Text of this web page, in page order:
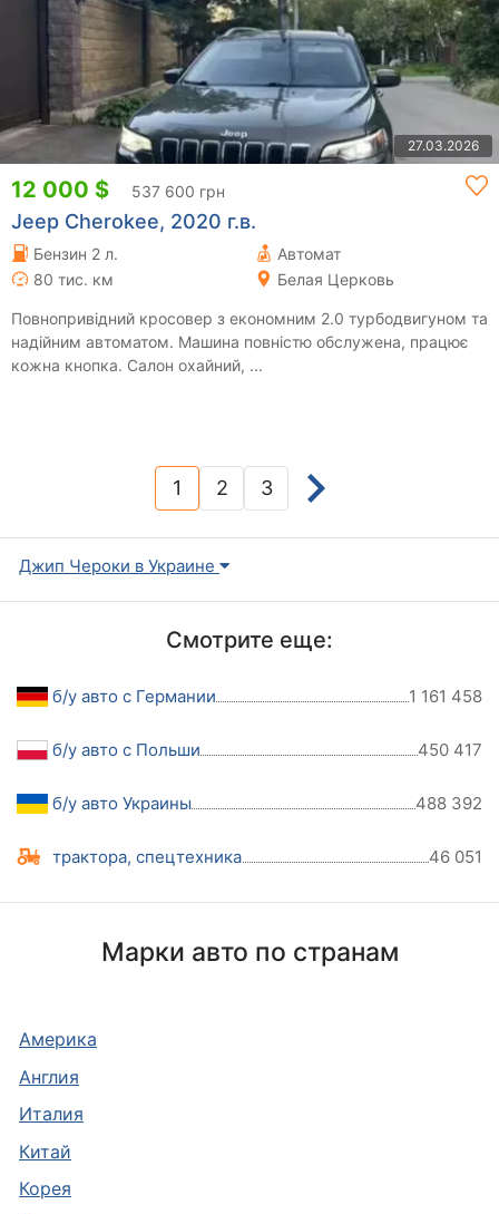
27.03.2026
12 000 $ 537 600 грн
Jeep Cherokee, 2020 г.в.
Бензин 2 л.
Автомат
80 тис. км
Белая Церковь
Повнопривідний кросовер з економним 2.0 турбодвигуном та
надійним автоматом. Машина повністю обслужена, працює
кожна кнопка. Салон охайний, ...
1(current)
2 3
Джип Чероки в Украине
Смотрите еще:
б/у авто с Германии 1 161 458
б/у авто с Польши 450 417
б/у авто Украины 488 392
трактора, спецтехника 46 051
Марки авто по странам
Америка
Англия
Италия
Китай
Корея